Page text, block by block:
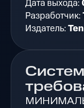
Дата выхода:
Разработчик:
Издатель: